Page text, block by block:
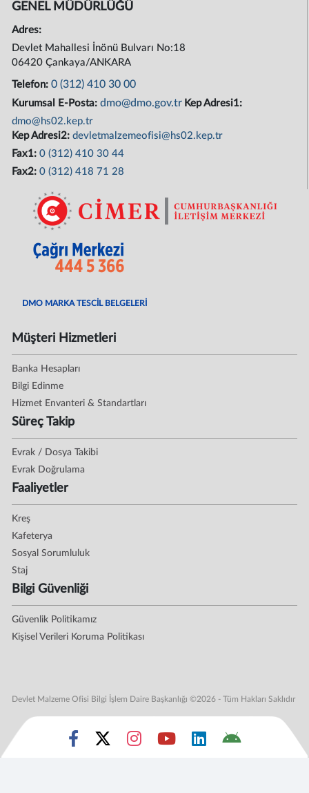
GENEL MÜDÜRLÜĞÜ
Adres:
Devlet Mahallesi İnönü Bulvarı No:18
06420 Çankaya/ANKARA
Telefon:0 (312) 410 30 00
Kurumsal E-Posta:dmo@dmo.gov.tr Kep Adresi1:
dmo@hs02.kep.tr
Kep Adresi2:devletmalzemeofisi@hs02.kep.tr
Fax1:0 (312) 410 30 44
Fax2:0 (312) 418 71 28
DMO MARKA TESCİL BELGELERİ
Müşteri Hizmetleri
Banka Hesapları
Bilgi Edinme
Hizmet Envanteri & Standartları
Süreç Takip
Evrak / Dosya Takibi
Evrak Doğrulama
Faaliyetler
Kreş
Kafeterya
Sosyal Sorumluluk
Staj
Bilgi Güvenliği
Güvenlik Politikamız
Kişisel Verileri Koruma Politikası
Devlet Malzeme Ofisi Bilgi İşlem Daire Başkanlığı ©2026 - Tüm Hakları Saklıdır